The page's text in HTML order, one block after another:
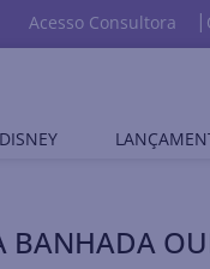
Acesso Consultora
DISNEY
BANHADA